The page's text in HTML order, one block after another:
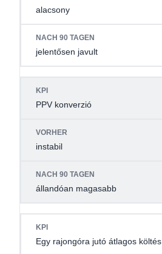
alacsony
jelentősen javult
PPV konverzió
instabil
állandóan magasabb
Egy rajongóra jutó átlagos költés